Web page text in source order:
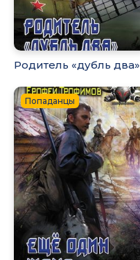
Родитель «дубль два»
Попаданцы